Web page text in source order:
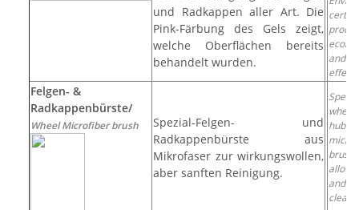
und Radkappen aller Art. Die
Pink-Färbung des Gels zeigt,
welche Oberflächen bereits
behandelt wurden.
and
Felgen- &
Radkappenbürste/
Wheel Microfiber brush
Spezial-Felgen- und
Radkappenbürste aus
Mikrofaser zur wirkungswollen,
aber sanften Reinigung.
and